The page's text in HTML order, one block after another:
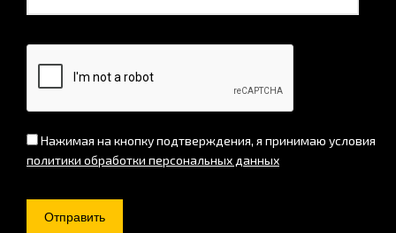
Нажимая на кнопку подтверждения, я принимаю условия
политики обработки персональных данных